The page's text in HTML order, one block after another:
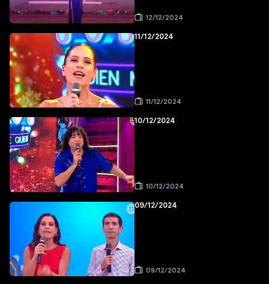
12/12/2024
11/12/2024
11/12/2024
10/12/2024
10/12/2024
09/12/2024
09/12/2024